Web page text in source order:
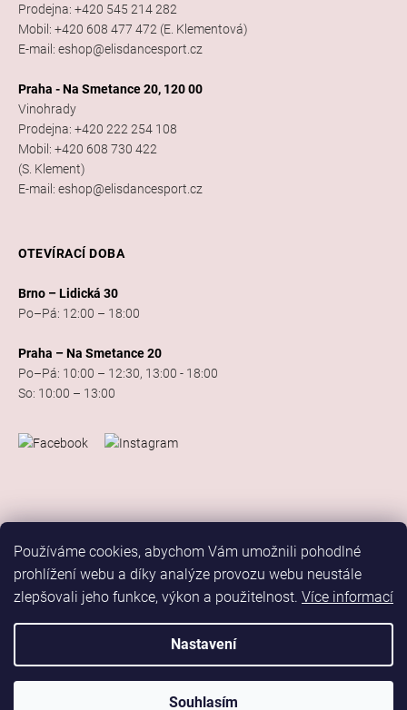
Používáme cookies, abychom Vám umožnili pohodlné
prohlížení webu a díky analýze provozu webu neustále
zlepšovali jeho funkce, výkon a použitelnost. Více informací
Nastavení
Souhlasím
Prodejna: +420 545 214 282
Mobil: +420 608 477 472 (E. Klementová)
E-mail: eshop@elisdancesport.cz
Praha - Na Smetance 20, 120 00
Vinohrady
Prodejna: +420 222 254 108
Mobil: +420 608 730 422
(S. Klement)
E-mail: eshop@elisdancesport.cz
OTEVÍRACÍ DOBA
Brno – Lidická 30
Po–Pá: 12:00 – 18:00
Praha – Na Smetance 20
Po–Pá: 10:00 – 12:30, 13:00 - 18:00
So: 10:00 – 13:00
Vytvořil Shoptet
Elis Dance Sport . Všechna práva vyhrazena.
Upravit nastavení cookiesMarketing